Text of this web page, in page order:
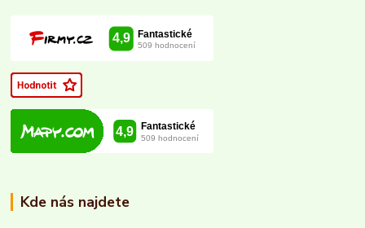
Kde nás najdete